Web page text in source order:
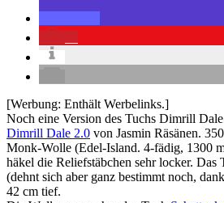
[Werbung: Enthält Werbelinks.]
Noch eine Version des Tuchs Dimrill
Dimrill Dale 2.0 von Jasmin Räsänen.
Monk-Wolle (Edel-Island. 4-fädig, 1300
häkel die Reliefstäbchen sehr locker. Das
(dehnt sich aber ganz bestimmt noch,
42 cm tief.